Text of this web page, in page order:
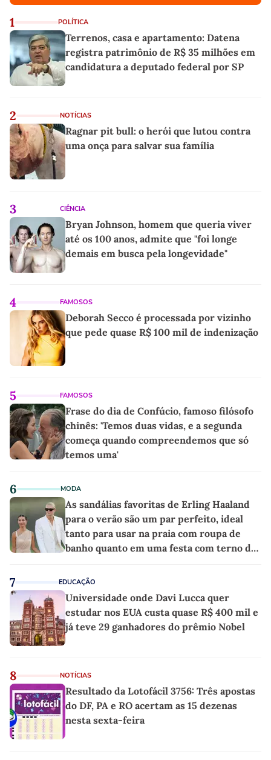
1 POLÍTICA
Terrenos, casa e apartamento: Datena
registra patrimônio de R$ 35 milhões em
candidatura a deputado federal por SP
2 NOTÍCIAS
Ragnar pit bull: o herói que lutou contra
uma onça para salvar sua família
3 CIÊNCIA
Bryan Johnson, homem que queria viver
até os 100 anos, admite que "foi longe
demais em busca pela longevidade"
4 FAMOSOS
Deborah Secco é processada por vizinho
que pede quase R$ 100 mil de indenização
5 FAMOSOS
Frase do dia de Confúcio, famoso filósofo
chinês: 'Temos duas vidas, e a segunda
começa quando compreendemos que só
temos uma'
6 MODA
As sandálias favoritas de Erling Haaland
para o verão são um par perfeito, ideal
tanto para usar na praia com roupa de
banho quanto em uma festa com terno de
7 EDUCAÇÃO
Universidade onde Davi Lucca quer
estudar nos EUA custa quase R$ 400 mil e
já teve 29 ganhadores do prêmio Nobel
8 NOTÍCIAS
Resultado da Lotofácil 3756: Três apostas
do DF, PA e RO acertam as 15 dezenas
nesta sexta-feira